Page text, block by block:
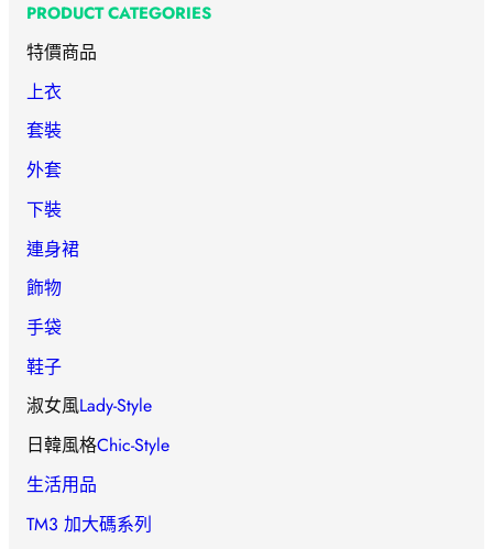
PRODUCT CATEGORIES
特價商品
上衣
套裝
外套
下裝
連身裙
飾物
手袋
鞋子
淑女風Lady-Style
日韓風格Chic-Style
生活用品
TM3 加大碼系列